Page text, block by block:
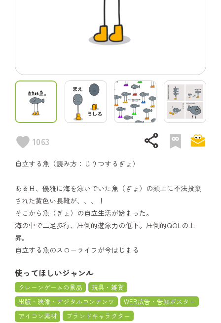
1063 share
自立する魚（読み方：じりつするぎょ）
ある日、優雅に海を泳いでいた魚（ぎょ）の頭上に不法投棄
された黄色い長靴が、、、！
そこから魚（ぎょ）の自立生活が始まった。
海の中で二足歩行、圧倒的遊泳力の低下。圧倒的QOLの上
昇。
自立する魚のスローライフが今はじまる
使ってほしいジャンル
クレーンゲームの景品
玩具・雑貨
出版・映像・デジタルコンテンツ
WEB広告・告知ポスター
アイコン素材
ブランドキャラクター